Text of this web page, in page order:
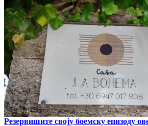
Резервишите своју боемску епизоду